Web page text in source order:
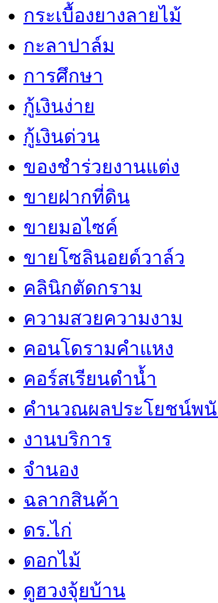
กระเบื้องยางลายไม้
กะลาปาล์ม
การศึกษา
กู้เงินง่าย
กู้เงินด่วน
ของชำร่วยงานแต่ง
ขายฝากที่ดิน
ขายมอไซค์
ขายโซลินอยด์วาล์ว
คลินิกตัดกราม
ความสวยความงาม
คอนโดรามคำแหง
คอร์สเรียนดำน้ำ
คำนวณผลประโยชน์พ
งานบริการ
จำนอง
ฉลากสินค้า
ดร.ไก่
ดอกไม้
ดูฮวงจุ้ยบ้าน